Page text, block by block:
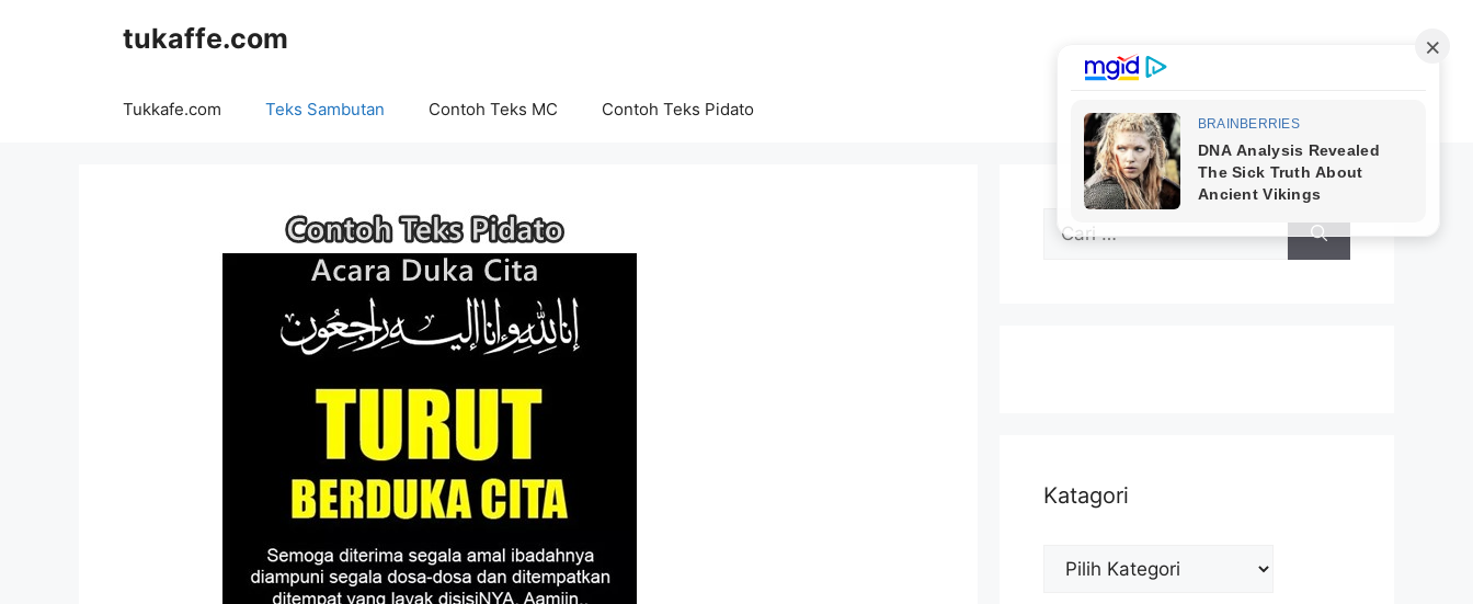
tukaffe.com
Tukkafe.com Teks Sambutan Contoh Teks MC Contoh Teks Pidato
untuk:
Katagori
Katagori